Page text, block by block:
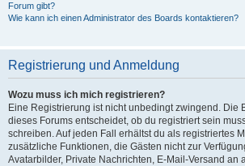
Forum gibt?
Wie kann ich einen Administrator des Boards kontaktieren?
Registrierung und Anmeldung
Wozu muss ich mich registrieren?
Eine Registrierung ist nicht unbedingt zwingend. Die
dieses Forums entscheidet, ob du registriert sein
schreiben. Auf jeden Fall erhältst du als registriertes
zusätzliche Funktionen, die Gästen nicht zur
Avatarbilder, Private Nachrichten, E-Mail-Versand an